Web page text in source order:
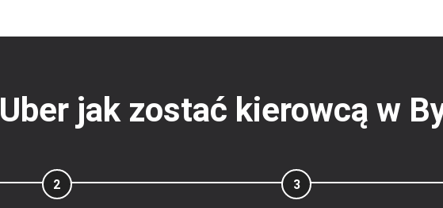
Uber jak zostać kierowcą w
2 3